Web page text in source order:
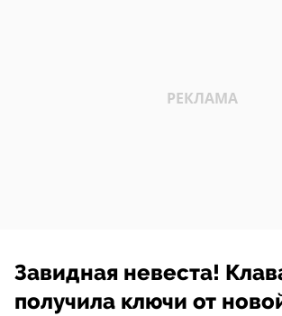
Завидная невеста!
получила ключи от